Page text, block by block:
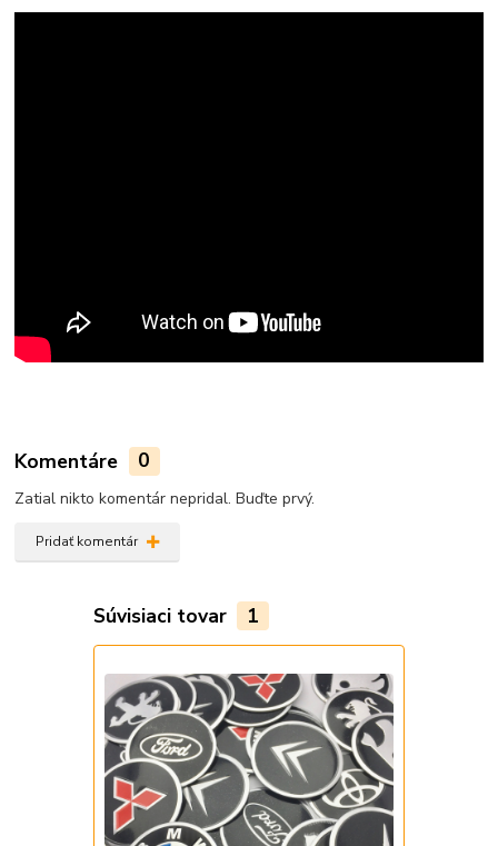
Komentáre 0
Zatial nikto komentár nepridal. Buďte prvý.
Pridať komentár
Súvisiaci tovar 1